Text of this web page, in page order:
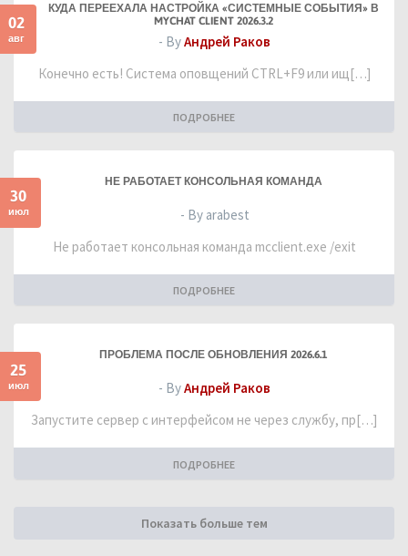
02
авг
КУДА ПЕРЕЕХАЛА НАСТРОЙКА «СИСТЕМНЫЕ СОБЫТИЯ» В
MYCHAT CLIENT 2026.3.2
- ByАндрей Раков
Конечно есть! Система оповщений CTRL+F9 или ищ[…]
ПОДРОБНЕЕ
30
июл
НЕ РАБОТАЕТ КОНСОЛЬНАЯ КОМАНДА
- By arabest
Не работает консольная команда mcclient.exe /exit
ПОДРОБНЕЕ
25
июл
ПРОБЛЕМА ПОСЛЕ ОБНОВЛЕНИЯ 2026.6.1
- ByАндрей Раков
Запустите сервер с интерфейсом не через службу, пр[…]
ПОДРОБНЕЕ
Показать больше тем